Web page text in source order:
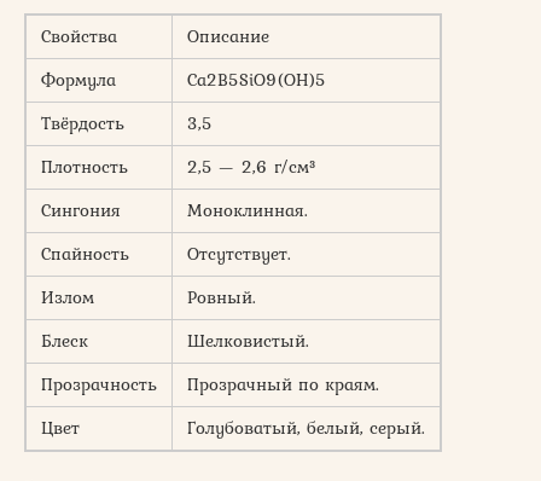
Свойства
Описание
Формула
Ca2B5SiO9(OH)5
Твёрдость
3,5
Плотность
2,5 — 2,6 г/см³
Сингония
Моноклинная.
Спайность
Отсутствует.
Излом
Ровный.
Блеск
Шелковистый.
Прозрачность
Прозрачный по краям.
Цвет
Голубоватый, белый, серый.